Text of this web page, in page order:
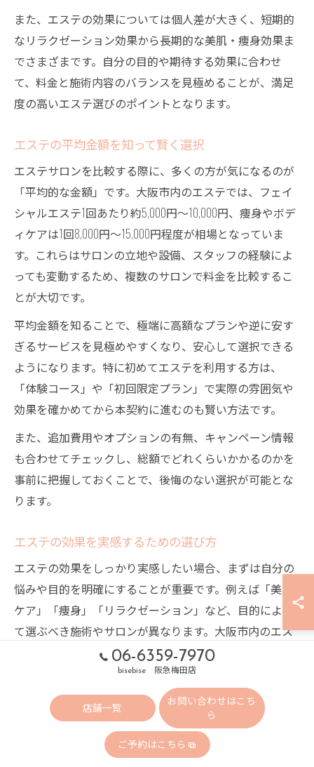
また、エステの効果については個人差が大きく、短期的
なリラクゼーション効果から長期的な美肌・痩身効果ま
でさまざまです。自分の目的や期待する効果に合わせ
て、料金と施術内容のバランスを見極めることが、満足
度の高いエステ選びのポイントとなります。
エステの平均金額を知って賢く選択
エステサロンを比較する際に、多くの方が気になるのが
「平均的な金額」です。大阪市内のエステでは、フェイ
シャルエステ1回あたり約5,000円～10,000円、痩身やボデ
ィケアは1回8,000円～15,000円程度が相場となっていま
す。これらはサロンの立地や設備、スタッフの経験によ
っても変動するため、複数のサロンで料金を比較するこ
とが大切です。
平均金額を知ることで、極端に高額なプランや逆に安す
ぎるサービスを見極めやすくなり、安心して選択できる
ようになります。特に初めてエステを利用する方は、
「体験コース」や「初回限定プラン」で実際の雰囲気や
効果を確かめてから本契約に進むのも賢い方法です。
また、追加費用やオプションの有無、キャンペーン情報
も合わせてチェックし、総額でどれくらいかかるのかを
事前に把握しておくことで、後悔のない選択が可能とな
ります。
エステの効果を実感するための選び方
エステの効果をしっかり実感したい場合、まずは自分の
悩みや目的を明確にすることが重要です。例えば「美肌
ケア」「痩身」「リラクゼーション」など、目的によっ
て選ぶべき施術やサロンが異なります。大阪市内のエス
テサロンでは、専門性の高いスタッフが在籍している
か、施術実績や口コミ評価が高いかも確認ポイントで
さらに、カウンセリングの充実度やアフターケア体制も
効果実感には大きく影響します。初回カウンセリングで
06-6359-7970
bisebise 阪急梅田店
店舗一覧
お問い合わせはこち
ら
ご予約はこちら